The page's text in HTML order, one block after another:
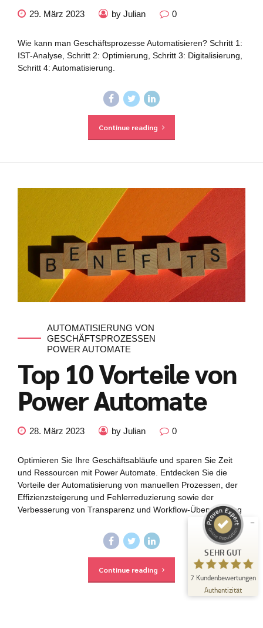
29. März 2023 by Julian 0
Wie kann man Geschäftsprozesse Automatisieren? Schritt 1:
IST-Analyse, Schritt 2: Optimierung, Schritt 3: Digitalisierung,
Schritt 4: Automatisierung.
Continue reading
AUTOMATISIERUNG VON
GESCHÄFTSPROZESSEN
POWER AUTOMATE
Top 10 Vorteile von
Power Automate
28. März 2023 by Julian 0
Optimieren Sie Ihre Geschäftsabläufe und sparen Sie Zeit
und Ressourcen mit Power Automate. Entdecken Sie die
Vorteile der Automatisierung von manuellen Prozessen, der
Effizienzsteigerung und Fehlerreduzierung sowie der
Verbesserung von Transparenz und Workflow-Überwachung
Continue reading
SEHR GUT
7 Kundenbewertungen
Authentizität
100
%
Empfehlungen auf
ProvenExpert.com
SEHR GUT
4,87
Bewertungen auf ProvenExpert.com
Erfahren Sie mehr über dieses Bewertungssiegel
21.07.2025